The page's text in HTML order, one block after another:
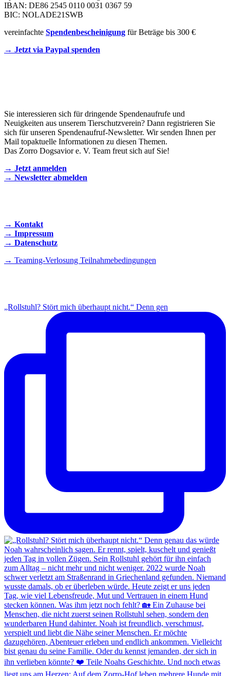
IBAN: DE86 2545 0110 0031 0367 59
BIC: NOLADE21SWB
vereinfachte Spendenbescheinigung für Beträge bis 300 €
→ Jetzt via Paypal spenden
Sie interessieren sich für dringende Spendenaufrufe und
Neuigkeiten aus unserem Tierschutzverein? Dann registrieren Sie
sich für unseren Spendenaufruf-Newsletter. Wir senden Ihnen per
Mail topaktuelle Informationen zu diesen Themen.
Das Zorro Dogsavior e. V. Team freut sich auf Sie!
→ Jetzt anmelden
→ Newsletter abmelden
→ Kontakt
→ Impressum
→ Datenschutz
→ Teaming-Verlosung Teilnahmebedingungen
„Rollstuhl? Stört mich überhaupt nicht.“ Denn gen